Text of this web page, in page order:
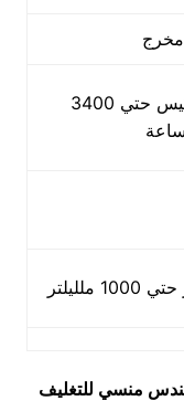
مخرج
من 1600 عبوة او كيس حتي 3400
منسي للتغليف